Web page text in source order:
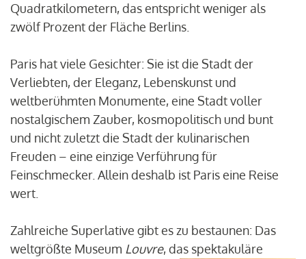
Quadratkilometern, das entspricht weniger als
zwölf Prozent der Fläche Berlins.
Paris hat viele Gesichter: Sie ist die Stadt der
Verliebten, der Eleganz, Lebenskunst und
weltberühmten Monumente, eine Stadt voller
nostalgischem Zauber, kosmopolitisch und bunt
und nicht zuletzt die Stadt der kulinarischen
Freuden – eine einzige Verführung für
Feinschmecker. Allein deshalb ist Paris eine Reise
wert.
Zahlreiche Superlative gibt es zu bestaunen: Das
weltgrößte Museum Louvre, das spektakuläre